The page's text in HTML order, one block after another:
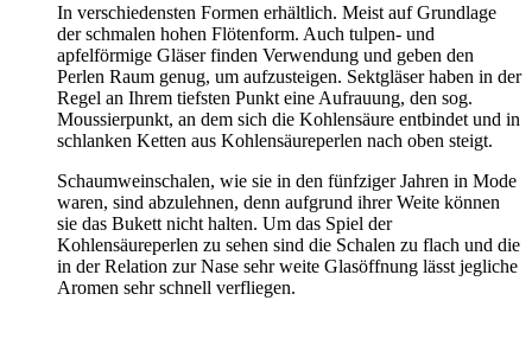
In verschiedensten Formen erhältlich. Meist auf Grundlage
der schmalen hohen Flötenform. Auch tulpen- und
apfelförmige Gläser finden Verwendung und geben den
Perlen Raum genug, um aufzusteigen. Sektgläser haben in der
Regel an Ihrem tiefsten Punkt eine Aufrauung, den sog.
Moussierpunkt, an dem sich die Kohlensäure entbindet und in
schlanken Ketten aus Kohlensäureperlen nach oben steigt.
Schaumweinschalen, wie sie in den fünfziger Jahren in Mode
waren, sind abzulehnen, denn aufgrund ihrer Weite können
sie das Bukett nicht halten. Um das Spiel der
Kohlensäureperlen zu sehen sind die Schalen zu flach und die
in der Relation zur Nase sehr weite Glasöffnung lässt jegliche
Aromen sehr schnell verfliegen.